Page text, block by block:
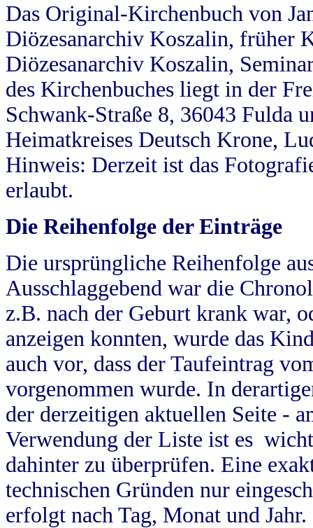
Das Original-Kirchenbuch von
Diözesanarchiv Koszalin, früher
Diözesanarchiv Koszalin,
des Kirchenbuches liegt in der
Schwank-Straße 8, 36043 Fulda
Heimatkreises Deutsch Krone,
Hinweis: Derzeit ist das
erlaubt.
Die Reihenfolge der Einträge
Die ursprüngliche Reihenfolge
Ausschlaggebend war die
z.B. nach der Geburt krank war,
anzeigen konnten, wurde das
auch vor, dass der Taufeintrag
vorgenommen wurde. In
der derzeitigen aktuellen Seite -
Verwendung der Liste ist es
dahinter zu überprüfen. Eine
technischen Gründen nur
erfolgt nach Tag, Monat und Jahr.